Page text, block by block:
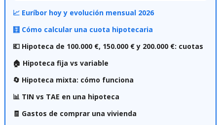
📈 Euríbor hoy y evolución mensual 2026
🧮 Cómo calcular una cuota hipotecaria
💶 Hipoteca de 100.000 €, 150.000 € y 200.000 €: cuotas
🏠 Hipoteca fija vs variable
🔄 Hipoteca mixta: cómo funciona
📊 TIN vs TAE en una hipoteca
🧾 Gastos de comprar una vivienda